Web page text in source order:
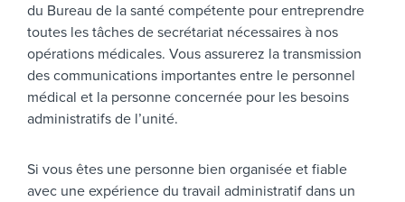
du Bureau de la santé compétente pour entreprendre
toutes les tâches de secrétariat nécessaires à nos
opérations médicales. Vous assurerez la transmission
des communications importantes entre le personnel
médical et la personne concernée pour les besoins
administratifs de l’unité.
Si vous êtes une personne bien organisée et fiable
avec une expérience du travail administratif dans un